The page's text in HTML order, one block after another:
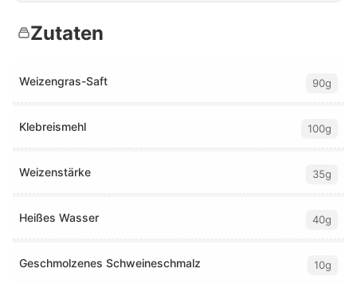
Zutaten
Weizengras-Saft 90g
Klebreismehl 100g
Weizenstärke 35g
Heißes Wasser 40g
Geschmolzenes Schweineschmalz 10g